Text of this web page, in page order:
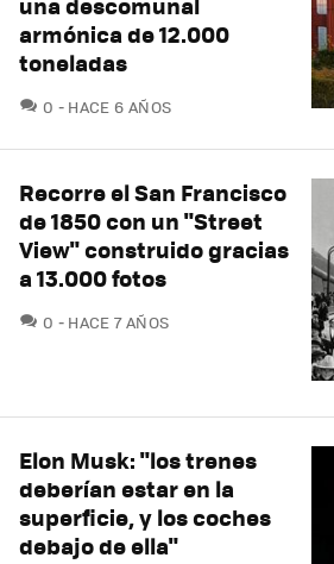
armónica de 12.000
toneladas
0 COMENTARIOS
HACE 6 AÑOS
Recorre el San Francisco
de 1850 con un "Street
View" construido gracias
a 13.000 fotos
0 COMENTARIOS
HACE 7 AÑOS
Elon Musk: "los trenes
deberían estar en la
superficie, y los coches
debajo de ella"